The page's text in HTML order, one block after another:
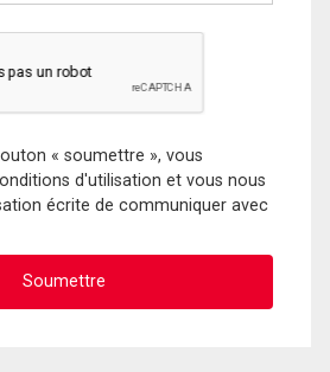
« soumettre », vous
d'utilisation et vous nous
écrite de communiquer avec